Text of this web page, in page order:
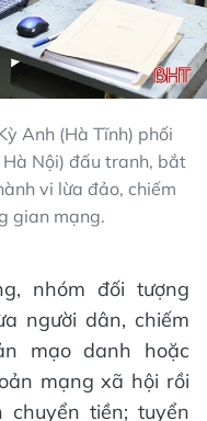
Anh (Hà Tĩnh) phối
Hà Nội) đấu tranh, bắt
vi lừa đảo, chiếm
gian mạng.
nhóm đối tượng
người dân, chiếm
mạo danh hoặc
mạng xã hội rồi
chuyển tiền; tuyển